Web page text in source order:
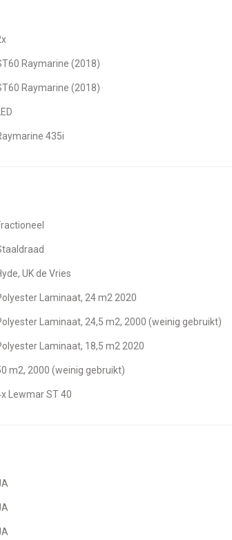
2x
ST60 Raymarine (2018)
ST60 Raymarine (2018)
LED
Raymarine 435i
Fractioneel
Staaldraad
Hyde, UK de Vries
Polyester Laminaat, 24 m2 2020
Polyester Laminaat, 24,5 m2, 2000 (weinig gebruikt)
Polyester Laminaat, 18,5 m2 2020
50 m2, 2000 (weinig gebruikt)
4x Lewmar ST 40
JA
JA
JA